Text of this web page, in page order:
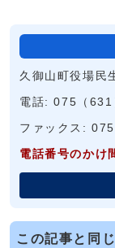
久御山町役場民
電話: 075（
ファックス:
電話番号のかけ
この記事と同